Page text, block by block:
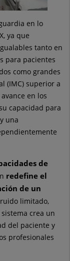
en lo
ya que
tanto en
para pacientes
como grandes
(IMC) superior a
en los
capacidad para
una
de
redefine el
de un
limitado,
crea un
del paciente y
profesionales